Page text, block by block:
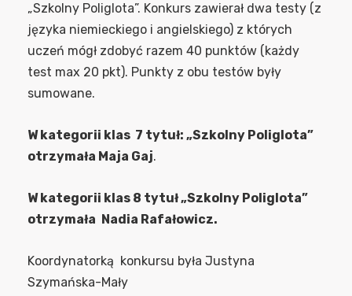
„Szkolny Poliglota”. Konkurs zawierał dwa testy (z
języka niemieckiego i angielskiego) z których
uczeń mógł zdobyć razem 40 punktów (każdy
test max 20 pkt). Punkty z obu testów były
sumowane.
W kategorii klas 7 tytuł: „Szkolny Poliglota”
otrzymała Maja Gaj.
W kategorii klas 8 tytuł „Szkolny Poliglota”
otrzymała Nadia Rafałowicz.
Koordynatorką konkursu była Justyna
Szymańska-Mały